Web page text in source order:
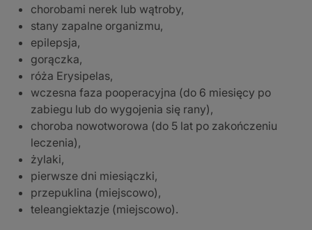
chorobami nerek lub wątroby,
stany zapalne organizmu,
epilepsja,
gorączka,
róża Erysipelas,
wczesna faza pooperacyjna (do 6 miesięcy po
zabiegu lub do wygojenia się rany),
choroba nowotworowa (do 5 lat po zakończeniu
leczenia),
żylaki,
pierwsze dni miesiączki,
przepuklina (miejscowo),
teleangiektazje (miejscowo).